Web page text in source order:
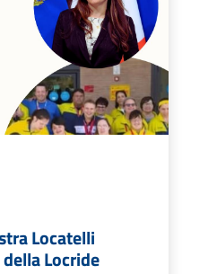
Locatelli
Locride